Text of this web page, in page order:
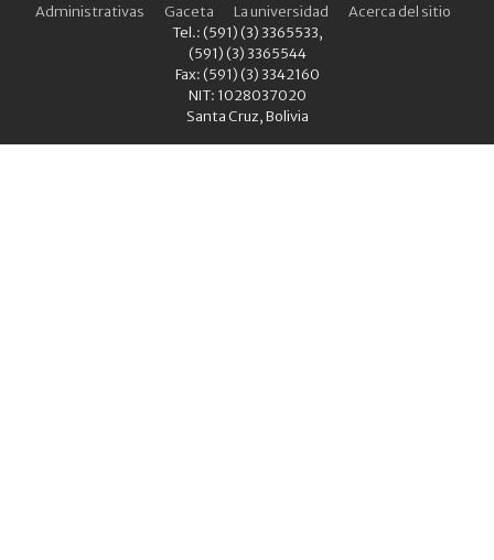
Administrativas
Gaceta La universidad
Acerca del sitio
Tel.: (591) (3) 3365533,
(591) (3) 3365544
Fax: (591) (3) 3342160
NIT: 1028037020
Santa Cruz, Bolivia